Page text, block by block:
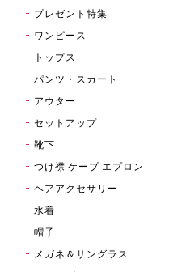
プレゼント特集
ワンピース
トップス
パンツ・スカート
アウター
セットアップ
靴下
つけ襟 ケープ エプロン
ヘアアクセサリー
水着
帽子
メガネ＆サングラス